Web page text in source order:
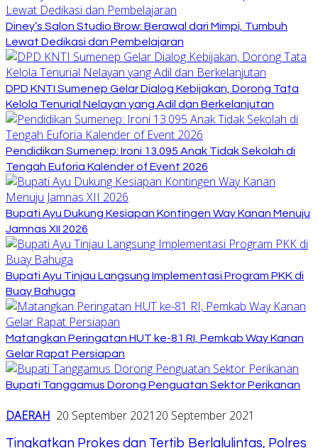
Diney’s Salon Studio Brow: Berawal dari Mimpi, Tumbuh
Lewat Dedikasi dan Pembelajaran
DPD KNTI Sumenep Gelar Dialog Kebijakan, Dorong Tata
Kelola Tenurial Nelayan yang Adil dan Berkelanjutan
Pendidikan Sumenep: Ironi 13.095 Anak Tidak Sekolah di
Tengah Euforia Kalender of Event 2026
Bupati Ayu Dukung Kesiapan Kontingen Way Kanan Menuju
Jamnas XII 2026
Bupati Ayu Tinjau Langsung Implementasi Program PKK di
Buay Bahuga
Matangkan Peringatan HUT ke-81 RI, Pemkab Way Kanan
Gelar Rapat Persiapan
Bupati Tanggamus Dorong Penguatan Sektor Perikanan
DAERAH 20 September 2021 20 September 2021
Tingkatkan Prokes dan Tertib Berlalulintas, Polres